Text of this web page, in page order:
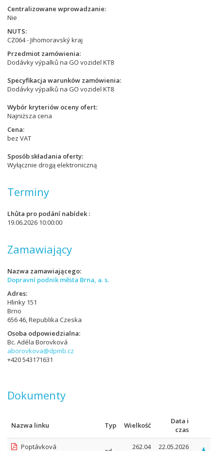
Centralizowane wprowadzanie
Nie
NUTS
CZ064 - Jihomoravský kraj
Przedmiot zamówienia
Dodávky výpalků na GO vozidel KT8
Specyfikacja warunków zamówienia
Dodávky výpalků na GO vozidel KT8
Wybór kryteriów oceny ofert
Najniższa cena
Cena
bez VAT
Sposób składania oferty
Wyłącznie drogą elektroniczną
Terminy
Lhůta pro podání nabídek
19.06.2026 10:00:00
Zamawiający
Nazwa zamawiającego
Dopravní podnik města Brna, a. s.
Adres
Hlinky 151
Brno
656 46, Republika Czeska
Osoba odpowiedzialna
Bc. Adéla Borovková
aborovkova@dpmb.cz
+420 543171631
Dokumenty
Nazwa linku Typ Wielkość
Data i
czas
Poptávková
262.04 22.05.2026